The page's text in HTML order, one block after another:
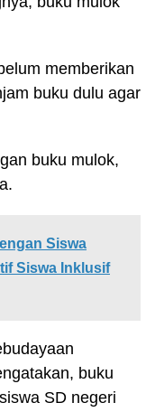
memberikan
buku dulu agar
buku mulok,
Siswa
Siswa Inklusif
buku
SD negeri